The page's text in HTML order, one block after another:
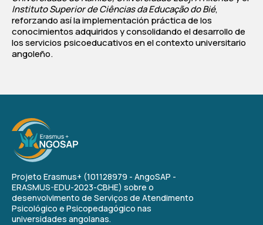
Instituto Superior de Ciências da Educação do Bié,
reforzando así la implementación práctica de los
conocimientos adquiridos y consolidando el desarrollo de
los servicios psicoeducativos en el contexto universitario
angoleño.
Projeto Erasmus+ (101128979 - AngoSAP -
ERASMUS-EDU-2023-CBHE) sobre o
desenvolvimento de Serviços de Atendimento
Psicológico e Psicopedagógico nas
universidades angolanas.